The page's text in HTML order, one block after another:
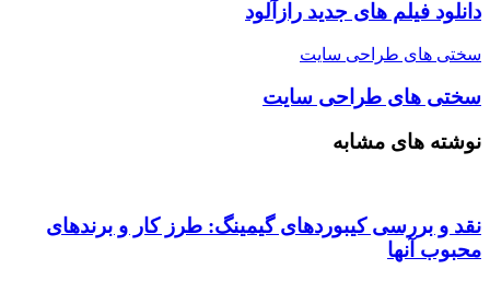
دانلود فیلم های جدید رازآلود
سختی های طراحی سایت
سختی های طراحی سایت
نوشته های مشابه
نقد و بررسی کیبوردهای گیمینگ: طرز کار و برندهای
محبوب آنها